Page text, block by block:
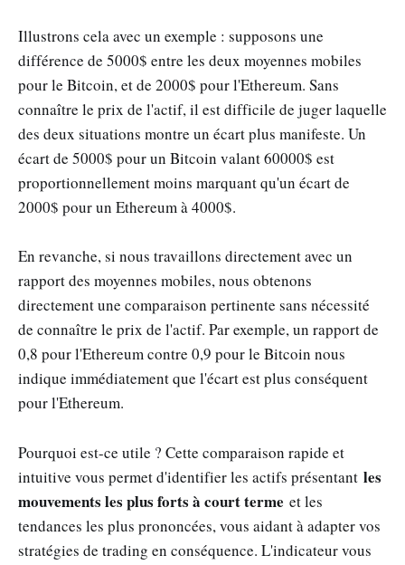
Illustrons cela avec un exemple : supposons une
différence de 5000$ entre les deux moyennes mobiles
pour le Bitcoin, et de 2000$ pour l'Ethereum. Sans
connaître le prix de l'actif, il est difficile de juger laquelle
des deux situations montre un écart plus manifeste. Un
écart de 5000$ pour un Bitcoin valant 60000$ est
proportionnellement moins marquant qu'un écart de
2000$ pour un Ethereum à 4000$.
En revanche, si nous travaillons directement avec un
rapport des moyennes mobiles, nous obtenons
directement une comparaison pertinente sans nécessité
de connaître le prix de l'actif. Par exemple, un rapport de
0,8 pour l'Ethereum contre 0,9 pour le Bitcoin nous
indique immédiatement que l'écart est plus conséquent
pour l'Ethereum.
Pourquoi est-ce utile ? Cette comparaison rapide et
intuitive vous permet d'identifier les actifs présentant les
mouvements les plus forts à court terme et les
tendances les plus prononcées, vous aidant à adapter vos
stratégies de trading en conséquence. L'indicateur vous